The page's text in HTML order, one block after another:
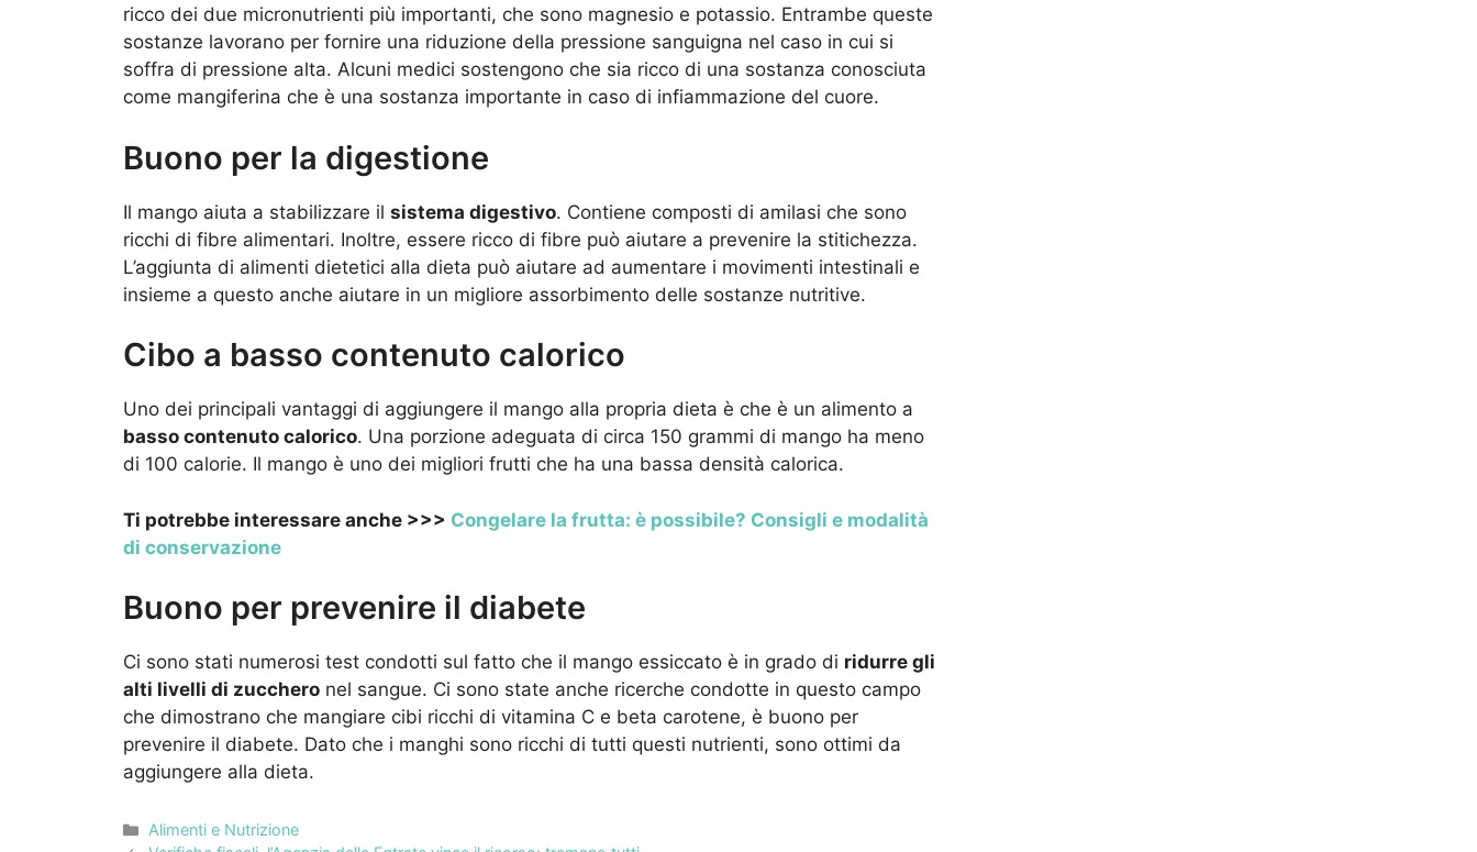
ricco dei due micronutrienti più importanti, che sono magnesio e potassio. Entrambe queste
sostanze lavorano per fornire una riduzione della pressione sanguigna nel caso in cui si
soffra di pressione alta. Alcuni medici sostengono che sia ricco di una sostanza conosciuta
come mangiferina che è una sostanza importante in caso di infiammazione del cuore.
Buono per la digestione
Il mango aiuta a stabilizzare il sistema digestivo. Contiene composti di amilasi che sono
ricchi di fibre alimentari. Inoltre, essere ricco di fibre può aiutare a prevenire la stitichezza.
L’aggiunta di alimenti dietetici alla dieta può aiutare ad aumentare i movimenti intestinali e
insieme a questo anche aiutare in un migliore assorbimento delle sostanze nutritive.
Cibo a basso contenuto calorico
Uno dei principali vantaggi di aggiungere il mango alla propria dieta è che è un alimento a
basso contenuto calorico. Una porzione adeguata di circa 150 grammi di mango ha meno
di 100 calorie. Il mango è uno dei migliori frutti che ha una bassa densità calorica.
Ti potrebbe interessare anche >>> Congelare la frutta: è possibile? Consigli e modalità
di conservazione
Buono per prevenire il diabete
Ci sono stati numerosi test condotti sul fatto che il mango essiccato è in grado di ridurre gli
alti livelli di zucchero nel sangue. Ci sono state anche ricerche condotte in questo campo
che dimostrano che mangiare cibi ricchi di vitamina C e beta carotene, è buono per
prevenire il diabete. Dato che i manghi sono ricchi di tutti questi nutrienti, sono ottimi da
aggiungere alla dieta.
Categorie
Alimenti e Nutrizione